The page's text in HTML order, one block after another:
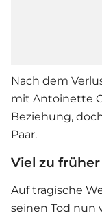
Nach dem
mit Antoinette
Beziehung,
Paar.
Viel zu
Auf tragische
seinen Tod nun